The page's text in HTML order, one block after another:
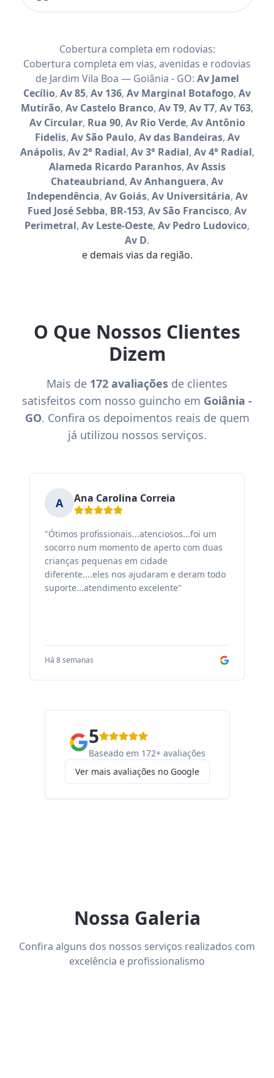
Cobertura completa em rodovias:
Cobertura completa em vias, avenidas e rodovias
de Jardim Vila Boa — Goiânia - GO: Av Jamel
Cecílio, Av 85, Av 136, Av Marginal Botafogo, Av
Mutirão, Av Castelo Branco, Av T9, Av T7, Av T63,
Av Circular, Rua 90, Av Rio Verde, Av Antônio
Fidelis, Av São Paulo, Av das Bandeiras, Av
Anápolis, Av 2° Radial, Av 3° Radial, Av 4° Radial,
Alameda Ricardo Paranhos, Av Assis
Chateaubriand, Av Anhanguera, Av
Independência, Av Goiás, Av Universitária, Av
Fued José Sebba, BR-153, Av São Francisco, Av
Perimetral, Av Leste-Oeste, Av Pedro Ludovico,
Av D.
e demais vias da região.
O Que Nossos Clientes
Dizem
Mais de 172 avaliações de clientes
satisfeitos com nosso guincho em Goiânia -
GO. Confira os depoimentos reais de quem
já utilizou nossos serviços.
A Ana Carolina Correia
"Ótimos profissionais...atenciosos...foi um
socorro num momento de aperto com duas
crianças pequenas em cidade
diferente....eles nos ajudaram e deram todo
suporte...atendimento excelente"
Há 8 semanas
5
Baseado em 172+ avaliações
Ver mais avaliações no Google
Nossa Galeria
Confira alguns dos nossos serviços realizados com
excelência e profissionalismo